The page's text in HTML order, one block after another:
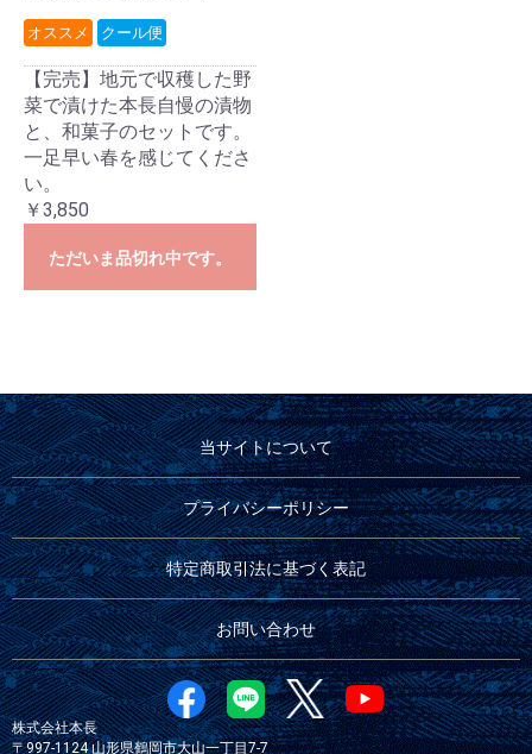
オススメ クール便
【完売】地元で収穫した野
菜で漬けた本長自慢の漬物
と、和菓子のセットです。
一足早い春を感じてくださ
い。
￥3,850
ただいま品切れ中です。
当サイトについて
プライバシーポリシー
特定商取引法に基づく表記
お問い合わせ
株式会社本長
〒997-1124 山形県鶴岡市大山一丁目7-7